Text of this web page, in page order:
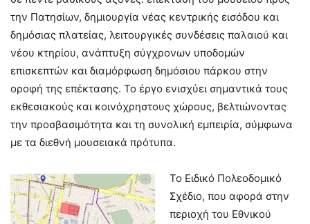
την Πατησίων, δημιουργία νέας κεντρικής εισόδου και
δημόσιας πλατείας, λειτουργικές συνδέσεις παλαιού και
νέου κτηρίου, ανάπτυξη σύγχρονων υποδομών
επισκεπτών και διαμόρφωση δημόσιου πάρκου στην
οροφή της επέκτασης. Το έργο ενισχύει σημαντικά τους
εκθεσιακούς και κοινόχρηστους χώρους, βελτιώνοντας
την προσβασιμότητα και τη συνολική εμπειρία, σύμφωνα
με τα διεθνή μουσειακά πρότυπα.
Το Ειδικό Πολεοδομικό
Σχέδιο, που αφορά στην
περιοχή του Εθνικού